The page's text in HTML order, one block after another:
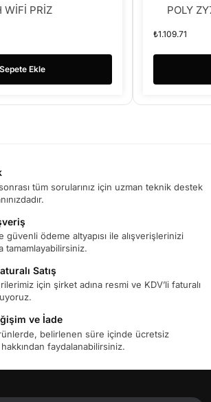
WİFİ PRİZ
Sepete Ekle
POLY
₺1.109.71
tüm sorularınız için uzman teknik destek
güvenli ödeme altyapısı ile alışverişlerinizi
tamamlayabilirsiniz.
Satış
için şirket adına resmi ve KDV’li faturalı
ve İade
ürünlerde, belirlenen süre içinde ücretsiz
faydalanabilirsiniz.